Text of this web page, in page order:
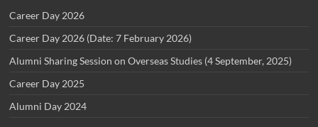
Career Day 2026
Career Day 2026 (Date: 7 February 2026)
Alumni Sharing Session on Overseas Studies (4 September, 2025)
Career Day 2025
Alumni Day 2024